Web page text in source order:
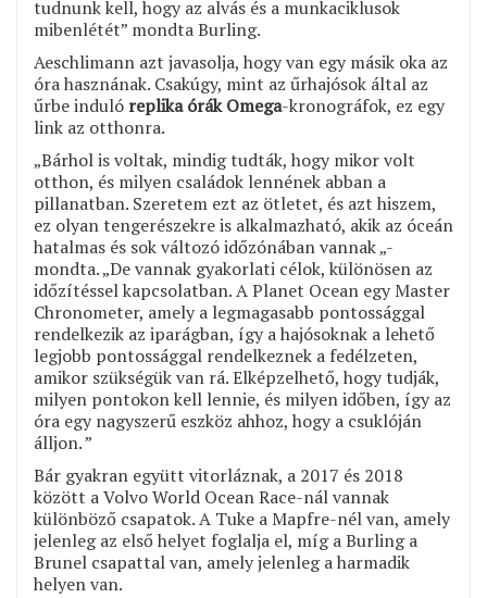
tudnunk kell, hogy az alvás és a munkaciklusok
mibenlétét” mondta Burling.
Aeschlimann azt javasolja, hogy van egy másik oka az
óra hasznának. Csakúgy, mint az űrhajósok által az
űrbe induló replika órák Omega-kronográfok, ez egy
link az otthonra.
„Bárhol is voltak, mindig tudták, hogy mikor volt
otthon, és milyen családok lennének abban a
pillanatban. Szeretem ezt az ötletet, és azt hiszem,
ez olyan tengerészekre is alkalmazható, akik az óceán
hatalmas és sok változó időzónában vannak „-
mondta. „De vannak gyakorlati célok, különösen az
időzítéssel kapcsolatban. A Planet Ocean egy Master
Chronometer, amely a legmagasabb pontossággal
rendelkezik az iparágban, így a hajósoknak a lehető
legjobb pontossággal rendelkeznek a fedélzeten,
amikor szükségük van rá. Elképzelhető, hogy tudják,
milyen pontokon kell lennie, és milyen időben, így az
óra egy nagyszerű eszköz ahhoz, hogy a csuklóján
álljon. ”
Bár gyakran együtt vitorláznak, a 2017 és 2018
között a Volvo World Ocean Race-nál vannak
különböző csapatok. A Tuke a Mapfre-nél van, amely
jelenleg az első helyet foglalja el, míg a Burling a
Brunel csapattal van, amely jelenleg a harmadik
helyen van.